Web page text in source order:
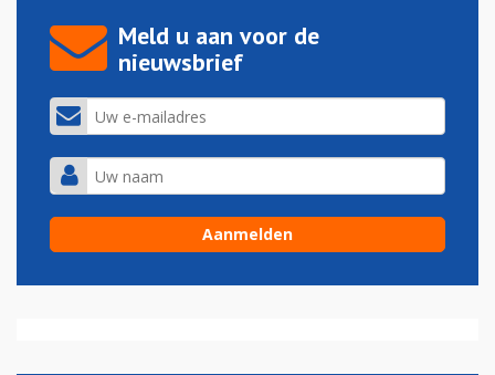
Meld u aan voor de
nieuwsbrief